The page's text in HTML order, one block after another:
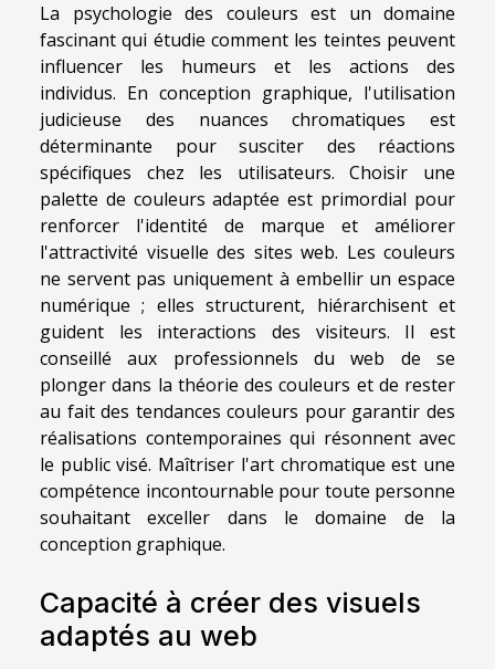
La psychologie des couleurs est un domaine
fascinant qui étudie comment les teintes peuvent
influencer les humeurs et les actions des
individus. En conception graphique, l'utilisation
judicieuse des nuances chromatiques est
déterminante pour susciter des réactions
spécifiques chez les utilisateurs. Choisir une
palette de couleurs adaptée est primordial pour
renforcer l'identité de marque et améliorer
l'attractivité visuelle des sites web. Les couleurs
ne servent pas uniquement à embellir un espace
numérique ; elles structurent, hiérarchisent et
guident les interactions des visiteurs. Il est
conseillé aux professionnels du web de se
plonger dans la théorie des couleurs et de rester
au fait des tendances couleurs pour garantir des
réalisations contemporaines qui résonnent avec
le public visé. Maîtriser l'art chromatique est une
compétence incontournable pour toute personne
souhaitant exceller dans le domaine de la
conception graphique.
Capacité à créer des visuels
adaptés au web